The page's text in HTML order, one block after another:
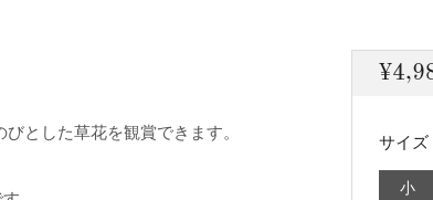
通
価
格
サイズ
小
とした草花を観賞できます。